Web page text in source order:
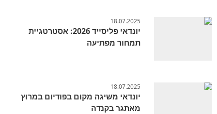
18.07.2025
יונדאי פליסייד 2026: אסטרטגיית
תמחור מפתיעה
18.07.2025
יונדאי משיגה מקום בפודיום במרוץ
מאתגר בקנדה